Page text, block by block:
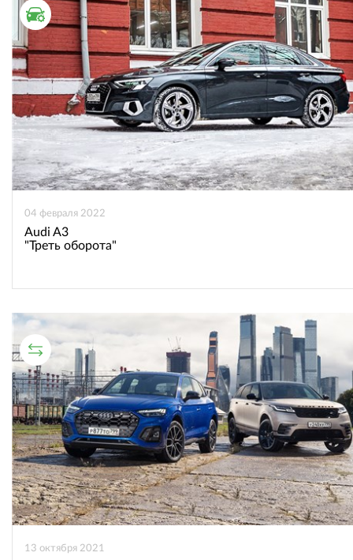
ТЕСТ ДРАЙВ
04 февраля 2022
Audi A3
"Треть оборота"
СРАВНИТЕЛЬНЫЙ ТЕСТ
13 октября 2021